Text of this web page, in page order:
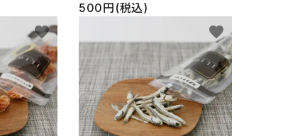
500円(税込)
favorite favorite